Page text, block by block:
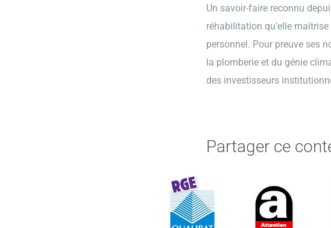
Un savoir-faire reconnu
réhabilitation qu’elle
personnel. Pour preuve ses
la plomberie et du génie
des investisseurs
Partager ce